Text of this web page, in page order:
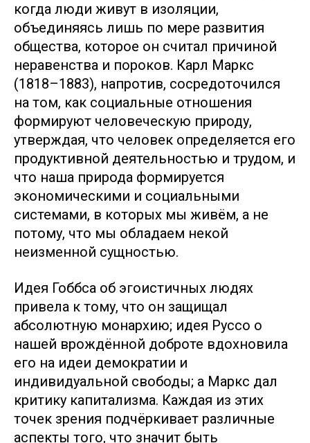
когда люди живут в изоляции,
объединяясь лишь по мере развития
общества, которое он считал причиной
неравенства и пороков. Карл Маркс
(1818–1883), напротив, сосредоточился
на том, как социальные отношения
формируют человеческую природу,
утверждая, что человек определяется его
продуктивной деятельностью и трудом, и
что наша природа формируется
экономическими и социальными
системами, в которых мы живём, а не
потому, что мы обладаем некой
неизменной сущностью.
Идея Гоббса об эгоистичных людях
привела к тому, что он защищал
абсолютную монархию; идея Руссо о
нашей врождённой доброте вдохновила
его на идеи демократии и
индивидуальной свободы; а Маркс дал
критику капитализма. Каждая из этих
точек зрения подчёркивает различные
аспекты того, что значит быть